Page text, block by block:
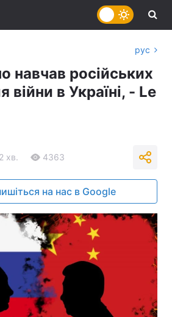
рус
навчав російських
війни в Україні, - Le
2 хв. 4363
на нас в Google